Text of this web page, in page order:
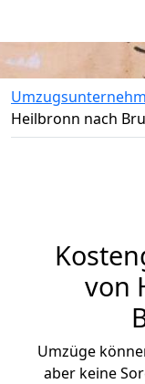
Heilbronn nach
von
Umzüge
aber keine